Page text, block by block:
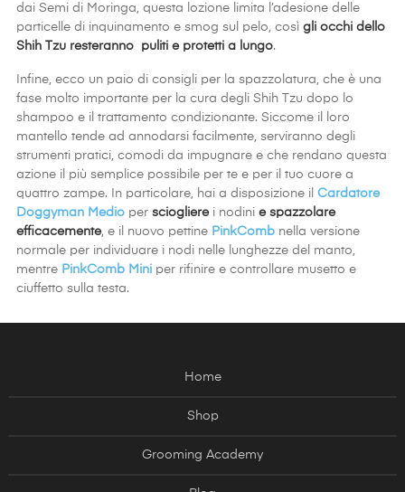
dai Semi di Moringa, questa lozione limita l’adesione delle
particelle di inquinamento e smog sul pelo, così gli occhi dello
Shih Tzu resteranno puliti e protetti a lungo.
Infine, ecco un paio di consigli per la spazzolatura, che è una
fase molto importante per la cura degli Shih Tzu dopo lo
shampoo e il trattamento condizionante. Siccome il loro
mantello tende ad annodarsi facilmente, serviranno degli
strumenti pratici, comodi da impugnare e che rendano questa
azione il più semplice possibile per te e per il tuo cuore a
quattro zampe. In particolare, hai a disposizione il Cardatore
Doggyman Medio per scioglierei nodini e spazzolare
efficacemente, e il nuovo pettine PinkComb nella versione
normale per individuare i nodi nelle lunghezze del manto,
mentre PinkComb Mini per rifinire e controllare musetto e
ciuffetto sulla testa.
Home
Shop
Grooming Academy